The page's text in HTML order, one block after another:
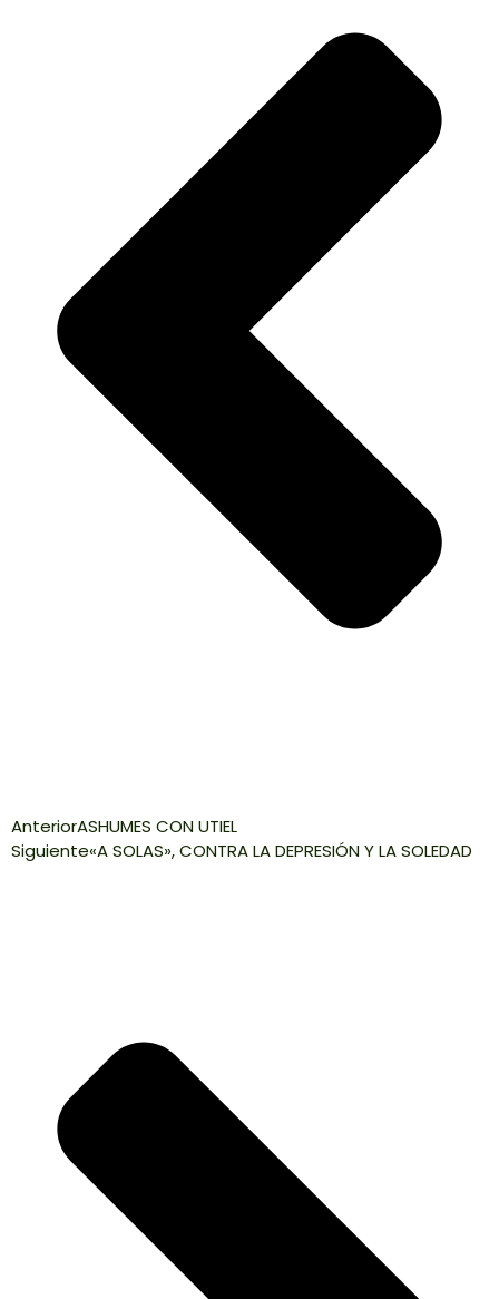
AnteriorASHUMES CON UTIEL
Siguiente«A SOLAS», CONTRA LA DEPRESIÓN Y LA SOLEDAD